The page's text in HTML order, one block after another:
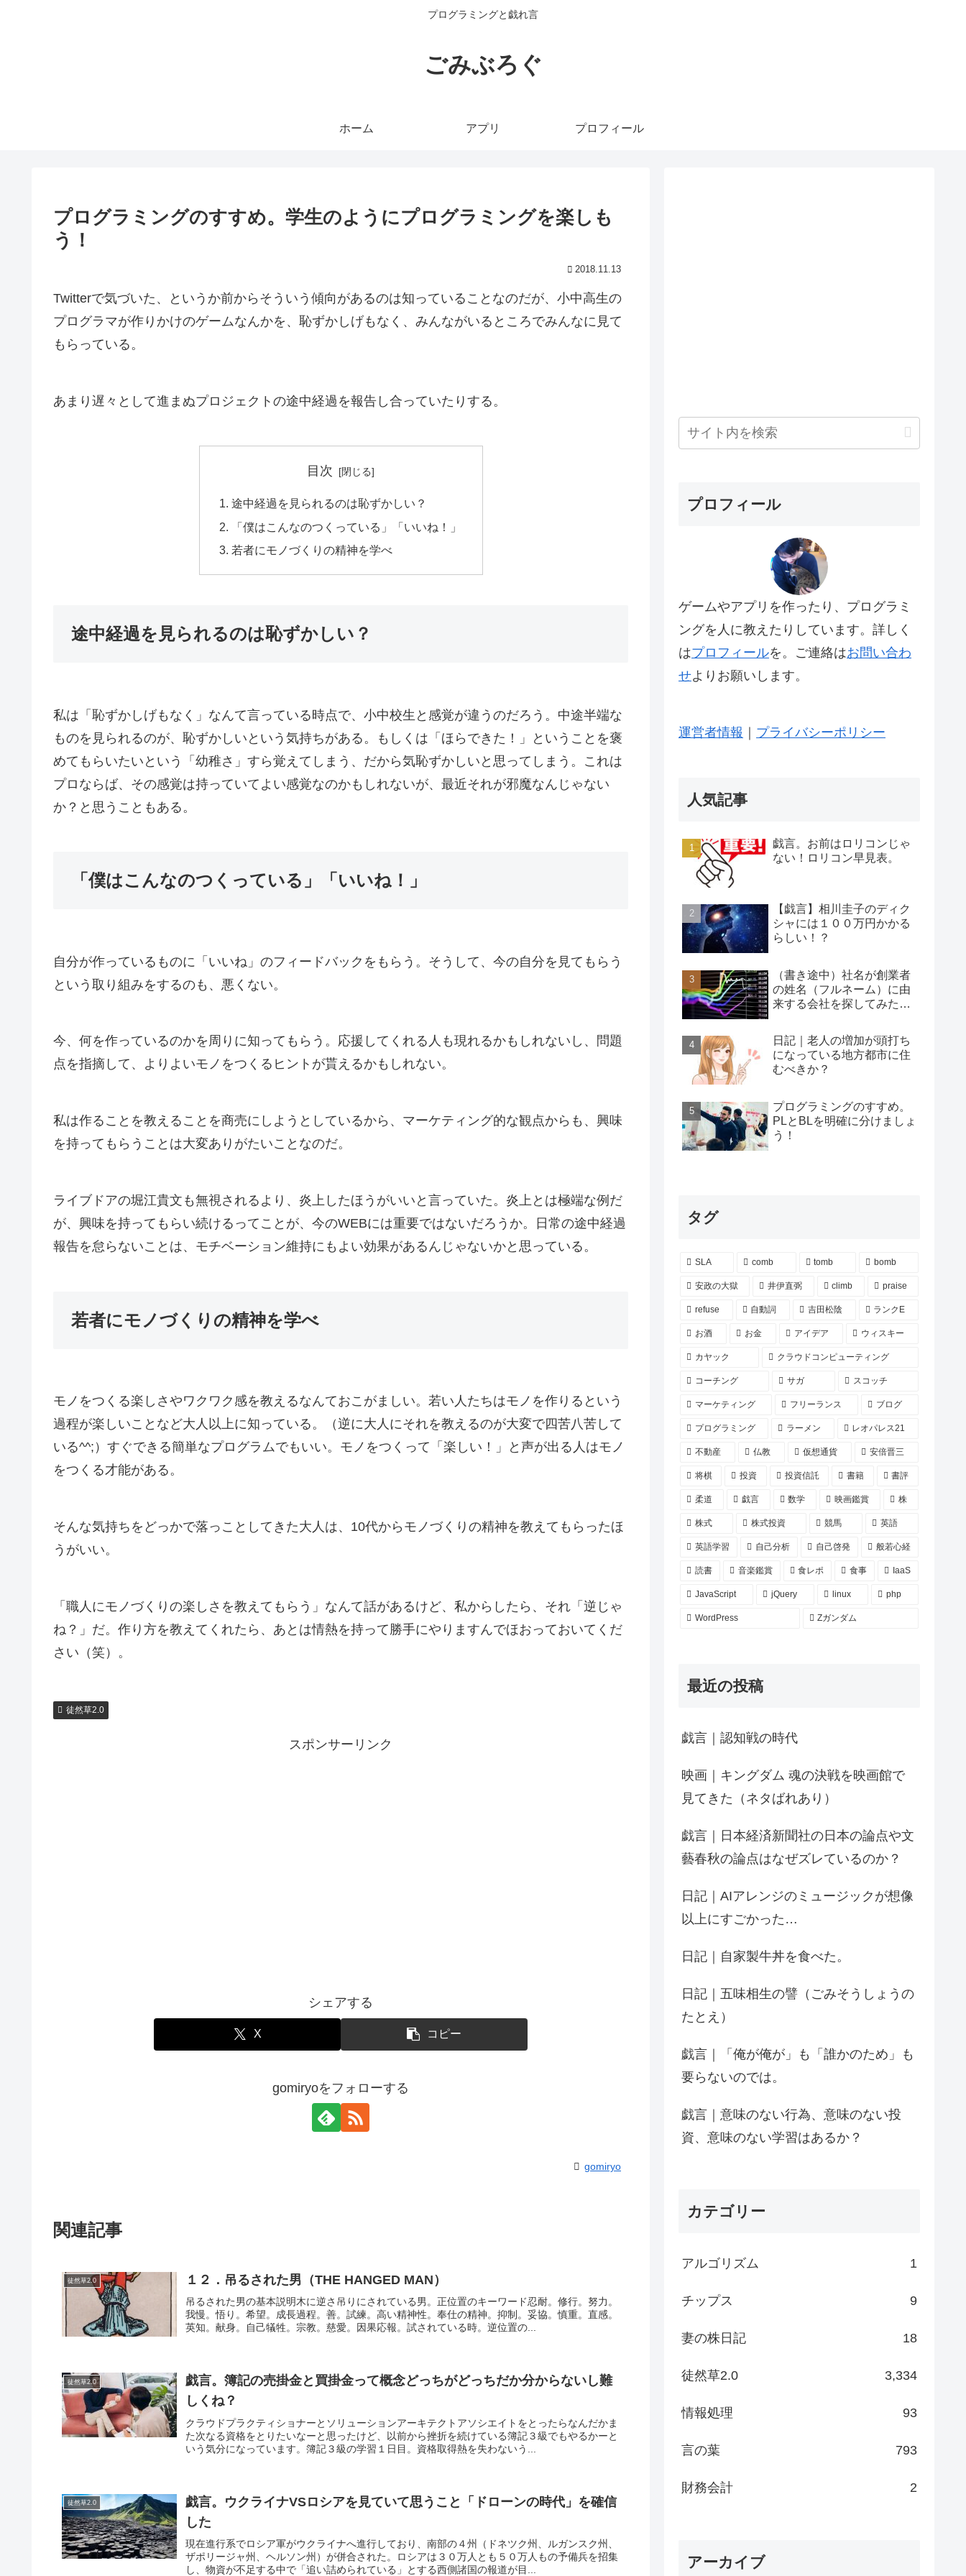
プログラミングと戯れ言
ごみぶろぐ
ホーム アプリ プロフィール
プログラミングのすすめ。学生のようにプログラミングを楽しも
う！
2018.11.13
Twitterで気づいた、というか前からそういう傾向があるのは知っていることなのだが、小中高生の
プログラマが作りかけのゲームなんかを、恥ずかしげもなく、みんながいるところでみんなに見て
もらっている。
あまり遅々として進まぬプロジェクトの途中経過を報告し合っていたりする。
目次
途中経過を見られるのは恥ずかしい？
「僕はこんなのつくっている」「いいね！」
若者にモノづくりの精神を学べ
途中経過を見られるのは恥ずかしい？
私は「恥ずかしげもなく」なんて言っている時点で、小中校生と感覚が違うのだろう。中途半端な
ものを見られるのが、恥ずかしいという気持ちがある。もしくは「ほらできた！」ということを褒
めてもらいたいという「幼稚さ」すら覚えてしまう、だから気恥ずかしいと思ってしまう。これは
プロならば、その感覚は持っていてよい感覚なのかもしれないが、最近それが邪魔なんじゃない
か？と思うこともある。
「僕はこんなのつくっている」「いいね！」
自分が作っているものに「いいね」のフィードバックをもらう。そうして、今の自分を見てもらう
という取り組みをするのも、悪くない。
今、何を作っているのかを周りに知ってもらう。応援してくれる人も現れるかもしれないし、問題
点を指摘して、よりよいモノをつくるヒントが貰えるかもしれない。
私は作ることを教えることを商売にしようとしているから、マーケティング的な観点からも、興味
を持ってもらうことは大変ありがたいことなのだ。
ライブドアの堀江貴文も無視されるより、炎上したほうがいいと言っていた。炎上とは極端な例だ
が、興味を持ってもらい続けるってことが、今のWEBには重要ではないだろうか。日常の途中経過
報告を怠らないことは、モチベーション維持にもよい効果があるんじゃないかと思っている。
若者にモノづくりの精神を学べ
モノをつくる楽しさやワクワク感を教えるなんておこがましい。若い人たちはモノを作りるという
過程が楽しいことなど大人以上に知っている。（逆に大人にそれを教えるのが大変で四苦八苦して
いる^^;）すぐできる簡単なプログラムでもいい。モノをつくって「楽しい！」と声が出る人はモノ
をつくる才能がある。
そんな気持ちをどっかで落っことしてきた大人は、10代からモノづくりの精神を教えてもらったほ
うがいい。
「職人にモノづくりの楽しさを教えてもらう」なんて話があるけど、私からしたら、それ「逆じゃ
ね？」だ。作り方を教えてくれたら、あとは情熱を持って勝手にやりますんでほおっておいてくだ
さい（笑）。
徒然草2.0
スポンサーリンク
シェアする
X コピー
gomiryoをフォローする
gomiryo
関連記事
徒然草2.0 １２．吊るされた男（THE HANGED MAN）
吊るされた男の基本説明木に逆さ吊りにされている男。正位置のキーワード忍耐。修行。努力。
我慢。悟り。希望。成長過程。善。試練。高い精神性。奉仕の精神。抑制。妥協。慎重。直感。
英知。献身。自己犠牲。宗教。慈愛。因果応報。試されている時。逆位置の...
徒然草2.0
戯言。簿記の売掛金と買掛金って概念どっちがどっちだか分からないし難
しくね？
クラウドプラクティショナーとソリューションアーキテクトアソシエイトをとったらなんだかま
た次なる資格をとりたいなーと思ったけど、以前から挫折を続けている簿記３級でもやるかーと
いう気分になっています。簿記３級の学習１日目。資格取得熱を失わないう...
徒然草2.0
戯言。ウクライナVSロシアを見ていて思うこと「ドローンの時代」を確信
した
現在進行系でロシア軍がウクライナへ進行しており、南部の４州（ドネツク州、ルガンスク州、
ザポリージャ州、ヘルソン州）が併合された。ロシアは３０万人とも５０万人もの予備兵を招集
し、物資が不足する中で「追い詰められている」とする西側諸国の報道が目...
プロフィール
ゲームやアプリを作ったり、プログラミ
ングを人に教えたりしています。詳しく
はプロフィールを。ご連絡はお問い合わ
せよりお願いします。
運営者情報 プライバシーポリシー
人気記事
戯言。お前はロリコンじゃ
ない！ロリコン早見表。
【戯言】相川圭子のディク
シャには１００万円かかる
らしい！？
（書き途中）社名が創業者
の姓名（フルネーム）に由
来する会社を探してみた…
日記｜老人の増加が頭打ち
になっている地方都市に住
むべきか？
プログラミングのすすめ。
PLとBLを明確に分けましょ
う！
タグ
SLA comb tomb bomb
安政の大獄 井伊直弼 climb praise
refuse 自動詞 吉田松陰 ランクE
お酒 お金 アイデア ウィスキー
カヤック クラウドコンピューティング
コーチング サガ スコッチ
マーケティング フリーランス ブログ
プログラミング ラーメン レオパレス21
不動産 仏教 仮想通貨 安倍晋三
将棋 投資 投資信託 書籍 書評
柔道 戯言 数学 映画鑑賞 株
株式 株式投資 競馬 英語
英語学習 自己分析 自己啓発 般若心経
読書 音楽鑑賞 食レポ 食事 IaaS
JavaScript jQuery linux php
WordPress Zガンダム
最近の投稿
戯言｜認知戦の時代
映画｜キングダム 魂の決戦を映画館で
見てきた（ネタばれあり）
戯言｜日本経済新聞社の日本の論点や文
藝春秋の論点はなぜズレているのか？
日記｜AIアレンジのミュージックが想像
以上にすごかった…
日記｜自家製牛丼を食べた。
日記｜五味相生の譬（ごみそうしょうの
たとえ）
戯言｜「俺が俺が」も「誰かのため」も
要らないのでは。
戯言｜意味のない行為、意味のない投
資、意味のない学習はあるか？
カテゴリー
アルゴリズム 1
チップス 9
妻の株日記 18
徒然草2.0 3,334
情報処理 93
言の葉 793
財務会計 2
アーカイブ